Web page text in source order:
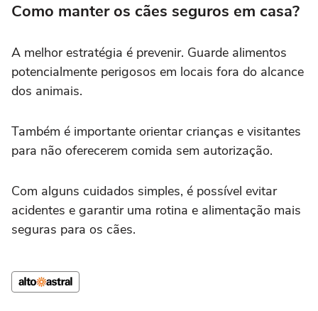
Como manter os cães seguros em casa?
A melhor estratégia é prevenir. Guarde alimentos
potencialmente perigosos em locais fora do alcance
dos animais.
Também é importante orientar crianças e visitantes
para não oferecerem comida sem autorização.
Com alguns cuidados simples, é possível evitar
acidentes e garantir uma rotina e alimentação mais
seguras para os cães.